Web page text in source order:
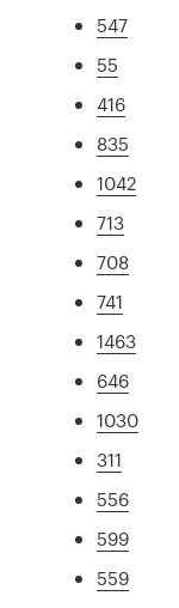
547
55
416
835
1042
713
708
741
1463
646
1030
311
556
599
559